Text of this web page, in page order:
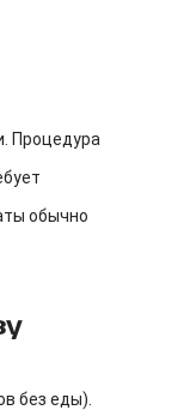
Процедура
обычно
без еды).